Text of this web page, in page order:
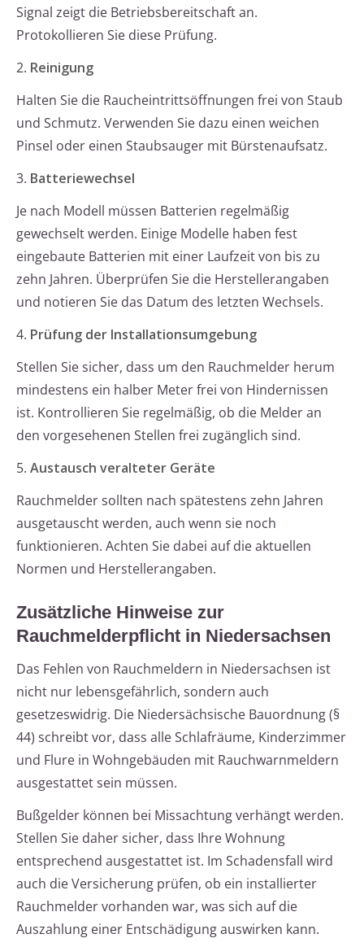
Signal zeigt die Betriebsbereitschaft an.
Protokollieren Sie diese Prüfung.
2. Reinigung
Halten Sie die Raucheintrittsöffnungen frei von Staub
und Schmutz. Verwenden Sie dazu einen weichen
Pinsel oder einen Staubsauger mit Bürstenaufsatz.
3. Batteriewechsel
Je nach Modell müssen Batterien regelmäßig
gewechselt werden. Einige Modelle haben fest
eingebaute Batterien mit einer Laufzeit von bis zu
zehn Jahren. Überprüfen Sie die Herstellerangaben
und notieren Sie das Datum des letzten Wechsels.
4. Prüfung der Installationsumgebung
Stellen Sie sicher, dass um den Rauchmelder herum
mindestens ein halber Meter frei von Hindernissen
ist. Kontrollieren Sie regelmäßig, ob die Melder an
den vorgesehenen Stellen frei zugänglich sind.
5. Austausch veralteter Geräte
Rauchmelder sollten nach spätestens zehn Jahren
ausgetauscht werden, auch wenn sie noch
funktionieren. Achten Sie dabei auf die aktuellen
Normen und Herstellerangaben.
Zusätzliche Hinweise zur
Rauchmelderpflicht in Niedersachsen
Das Fehlen von Rauchmeldern in Niedersachsen ist
nicht nur lebensgefährlich, sondern auch
gesetzeswidrig. Die Niedersächsische Bauordnung (§
44) schreibt vor, dass alle Schlafräume, Kinderzimmer
und Flure in Wohngebäuden mit Rauchwarnmeldern
ausgestattet sein müssen.
Bußgelder können bei Missachtung verhängt werden.
Stellen Sie daher sicher, dass Ihre Wohnung
entsprechend ausgestattet ist. Im Schadensfall wird
auch die Versicherung prüfen, ob ein installierter
Rauchmelder vorhanden war, was sich auf die
Auszahlung einer Entschädigung auswirken kann.